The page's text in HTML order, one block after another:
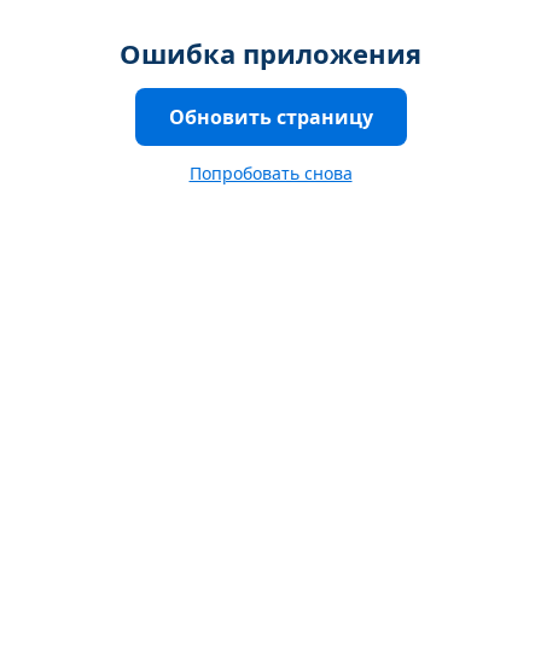
Ошибка приложения
Обновить страницу
Попробовать снова